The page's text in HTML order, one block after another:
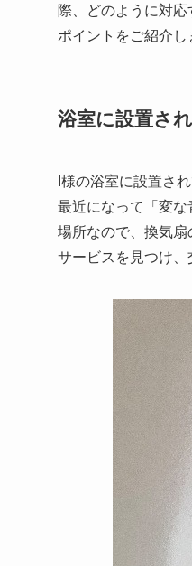
際、どのように対
ポイントをご紹介し
浴室に設置さ
I様の浴室に設置さ
最近になって「変
場所なので、換気
サービスを見つけ、